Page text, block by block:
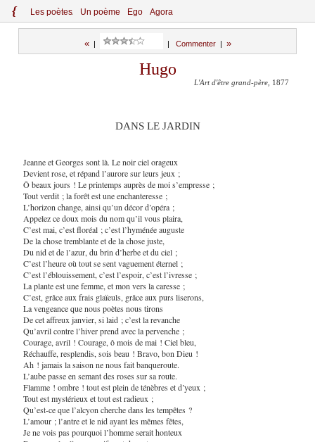
{ Les poètes Un poème Ego Agora
«| Commenter| »
Hugo
L'Art d'être grand-père , 1877
DANS LE JARDIN
Jeanne et Georges sont là. Le noir ciel orageux
Devient rose, et répand l’aurore sur leurs jeux ;
Ô beaux jours ! Le printemps auprès de moi s’empresse ;
Tout verdit ; la forêt est une enchanteresse ;
L’horizon change, ainsi qu’un décor d’opéra ;
Appelez ce doux mois du nom qu’il vous plaira,
C’est mai, c’est floréal ; c’est l’hyménée auguste
De la chose tremblante et de la chose juste,
Du nid et de l’azur, du brin d’herbe et du ciel ;
C’est l’heure où tout se sent vaguement éternel ;
C’est l’éblouissement, c’est l’espoir, c’est l’ivresse ;
La plante est une femme, et mon vers la caresse ;
C’est, grâce aux frais glaïeuls, grâce aux purs liserons,
La vengeance que nous poètes nous tirons
De cet affreux janvier, si laid ; c’est la revanche
Qu’avril contre l’hiver prend avec la pervenche ;
Courage, avril ! Courage, ô mois de mai ! Ciel bleu,
Réchauffe, resplendis, sois beau ! Bravo, bon Dieu !
Ah ! jamais la saison ne nous fait banqueroute.
L’aube passe en semant des roses sur sa route.
Flamme ! ombre ! tout est plein de ténèbres et d’yeux ;
Tout est mystérieux et tout est radieux ;
Qu’est-ce que l’alcyon cherche dans les tempêtes ?
L’amour ; l’antre et le nid ayant les mêmes fêtes,
Je ne vois pas pourquoi l’homme serait honteux